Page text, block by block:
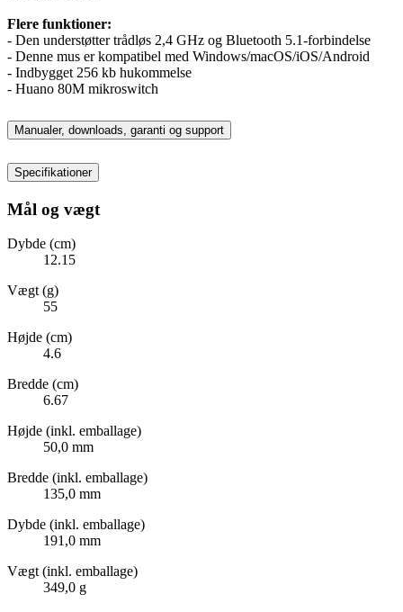
Flere funktioner:
- Den understøtter trådløs 2,4 GHz og Bluetooth 5.1-forbindelse
- Denne mus er kompatibel med Windows/macOS/iOS/Android
- Indbygget 256 kb hukommelse
- Huano 80M mikroswitch
Manualer, downloads, garanti og support
Specifikationer
Mål og vægt
Dybde (cm)
12.15
Vægt (g)
55
Højde (cm)
4.6
Bredde (cm)
6.67
Højde (inkl. emballage)
50,0 mm
Bredde (inkl. emballage)
135,0 mm
Dybde (inkl. emballage)
191,0 mm
Vægt (inkl. emballage)
349,0 g